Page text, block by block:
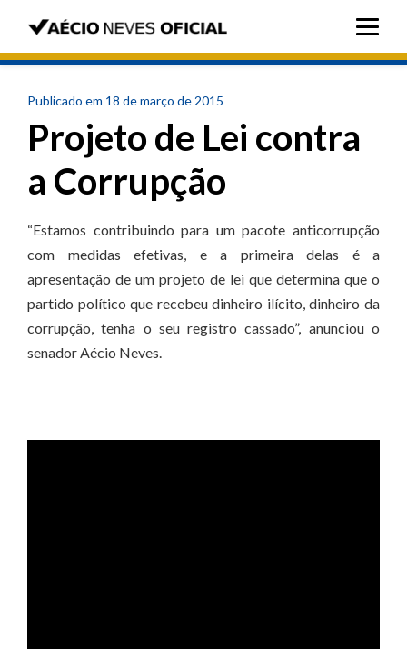
Publicado em 18 de março de 2015
Projeto de Lei contra
a Corrupção
“Estamos contribuindo para um pacote anticorrupção
com medidas efetivas, e a primeira delas é a
apresentação de um projeto de lei que determina que o
partido político que recebeu dinheiro ilícito, dinheiro da
corrupção, tenha o seu registro cassado”, anunciou o
senador Aécio Neves.